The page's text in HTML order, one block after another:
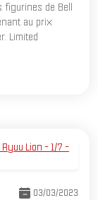
figurines de Bell
au prix
Limited
03/03/2023